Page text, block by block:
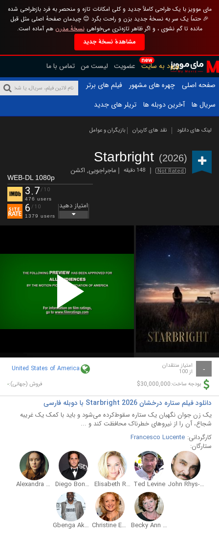
مای موویز با یک طراحی کاملاً جدید و کلی امکانات تازه و منحصر به فرد بازطراحی شده
🎉 حتماً یک سر به نسخهٔ جدید بزن و راحت بگرد 😊 چیدمان صفحهٔ اصلی مثل قبل
مانده تا گم نشوی ، و اگر ظاهر تازه‌تری می‌خواهینسخهٔ مدرن هم آماده است.
مشاهدهٔ نسخهٔ جدید
new
ورود به سایت عضویت لیست من تماس با ما
صفحه اصلی
چهره های مشهور
فیلم های برتر
سریال ها
آخرین دوبله ها تریلر های جدید
لینک های دانلود نقد های کاربران بازیگران و عوامل
Starbright (2026)
Not Rated 148 دقیقه ماجراجویی, اکشن
WEB-DL 1080p
3.7/10
476 users
6 /10
1379 users
امتیاز دهید
Play
Video
- امتیاز منتقدان
از 100 United States of America
بودجه ساخت:$30,000,000 فروش (جهانی):-
دانلود فیلم ستاره‌ درخشان Starbright 2026 با دوبله فارسی
یک زن جوان نگهبان یک ستاره سقوط‌کرده می‌شود و باید با کمک یک غریبه
شجاع، آن را از نیروهای خطرناک محافظت کند و ...
کارگردانی: Francesco Lucente
ستارگان:
John Rhys-Davies
Ted Levine
Elisabeth Röhm
Diego Boneta
Alexandra Dowling
Becky Ann Baker
Christine Ebersole
Gbenga Akinnagbe